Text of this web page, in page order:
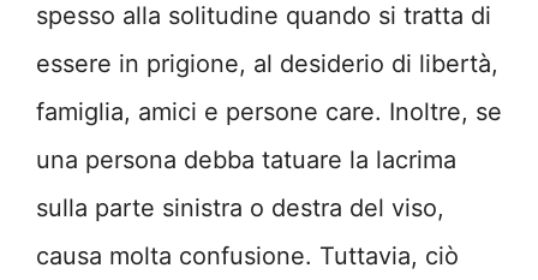
spesso alla solitudine quando si tratta di
essere in prigione, al desiderio di libertà,
famiglia, amici e persone care. Inoltre, se
una persona debba tatuare la lacrima
sulla parte sinistra o destra del viso,
causa molta confusione. Tuttavia, ciò